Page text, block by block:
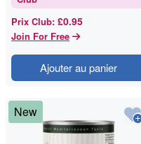
Prix Club: £0.95
Join For Free
Ajouter au panier
New